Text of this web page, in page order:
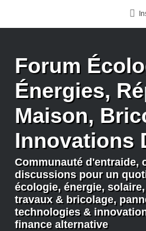
Forum
Énergies,
Maison,
Innovations
Communauté d'entraide,
discussions pour un
écologie, énergie,
travaux & bricolage,
technologies &
finance alternative